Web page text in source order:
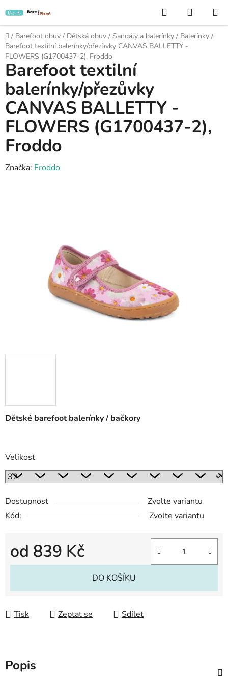
na
obsah
Hledat
KOŠÍK
Domů
/ Barefoot obuv / Dětská obuv / Sandály a balerínky / Balerínky /
Barefoot textilní balerínky/přezůvky CANVAS BALLETTY -
FLOWERS (G1700437-2), Froddo
Dětské barefoot balerínky / bačkory
Velikost
Dostupnost
Zvolte variantu
Kód:
Zvolte variantu
od 839 Kč
Měrná cena:
DO KOŠÍKU
Tisk Zeptat se Sdílet
Barefoot textilní
balerínky/přezůvky
CANVAS BALLETTY -
FLOWERS (G1700437-2),
Froddo
Značka: Froddo
Popis